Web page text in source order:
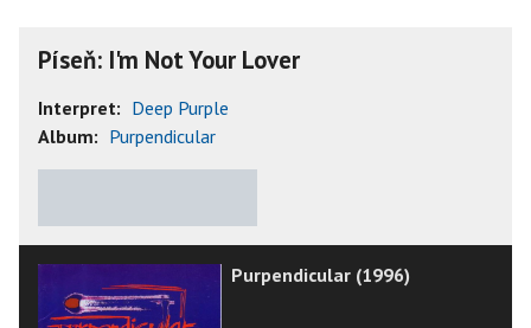
Píseň: I'm Not Your Lover
Interpret: Deep Purple
Album: Purpendicular
Purpendicular (1996)